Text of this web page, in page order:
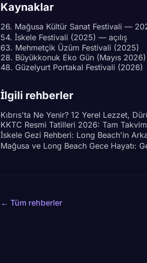
Kaynaklar
26. Mağusa Kültür Sanat Festivali —
54. İskele Festivali (2025) — açılış
63. Mehmetçik Üzüm Festivali (2025)
28. Büyükkonuk Eko Gün (Mayıs 2026)
48. Güzelyurt Portakal Festivali (2026)
İlgili rehberler
Kıbrıs'ta Ne Yenir? 12 Yerel Lezzet,
KKTC Resmi Tatilleri 2026: Tam Takvim
İskele Gezi Rehberi: Long Beach'in
Mağusa ve Long Beach Gece Hayatı:
← Tüm rehberler